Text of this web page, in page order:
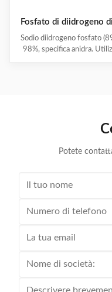
Fosfato di diidrogeno
Sodio diidrogeno fosfato
98%, specifica anidra.
Potete